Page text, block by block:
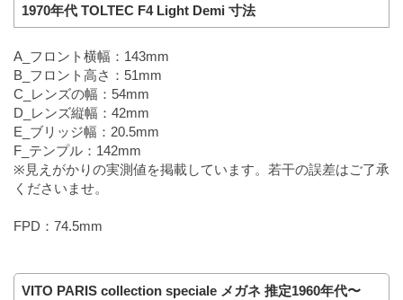
1970年代 TOLTEC F4 Light Demi 寸法
A_フロント横幅：143mm
B_フロント高さ：51mm
C_レンズの幅：54mm
D_レンズ縦幅：42mm
E_ブリッジ幅：20.5mm
F_テンプル：142mm
※見えがかりの実測値を掲載しています。若干の誤差はご了承
くださいませ。
FPD：74.5mm
VITO PARIS collection speciale メガネ 推定1960年代〜